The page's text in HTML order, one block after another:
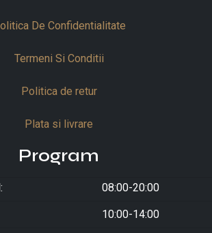
De Confidentialitate
Termeni Si Conditii
Politica de retur
Plata si livrare
Program
08:00-20:00
10:00-14:00